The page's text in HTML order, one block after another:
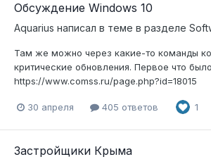
Обсуждение Windows 10
Aquarius написал в теме в разделе
Там же можно через какие-то команды
критические обновления. Первое что
https://www.comss.ru/page.php?id=18015
30 апреля 405 ответов 1
Застройщики Крыма